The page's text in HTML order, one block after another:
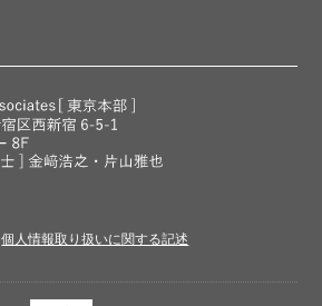
個人情報取り扱いに関する記述